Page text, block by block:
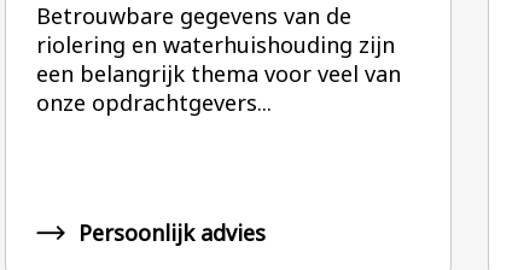
Betrouwbare gegevens van de
riolering en waterhuishouding zijn
een belangrijk thema voor veel van
onze opdrachtgevers...
Persoonlijk advies